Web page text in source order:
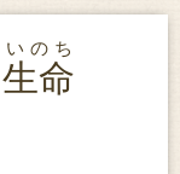
生命
いのち